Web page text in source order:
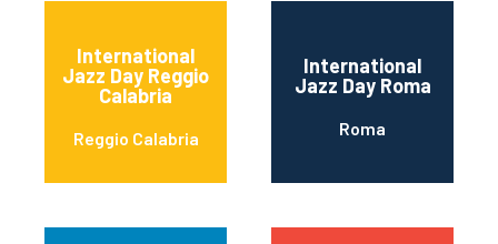
International
Jazz Day Reggio
Calabria
Reggio Calabria
International
Jazz Day Roma
Roma